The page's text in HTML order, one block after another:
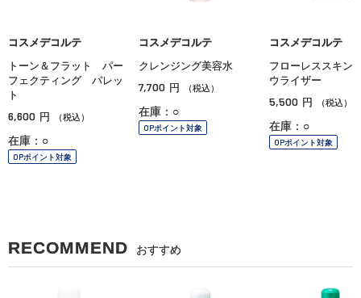
コスメデコルテ
トーン＆フラット パー
フェクティング パレッ
ト
6,600 円 （税込）
在庫：○
OPポイント対象
コスメデコルテ
クレンジング美容水
7,700 円 （税込）
在庫：○
OPポイント対象
コスメデコルテ
フローレススキ
ウライザー
5,500 円 （税込）
在庫：○
OPポイント対象
RECOMMEND おすすめ